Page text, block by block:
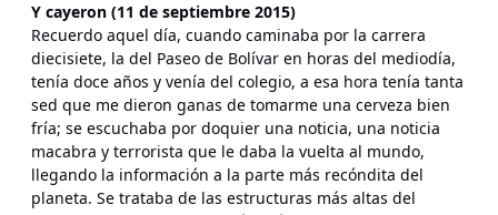
Y cayeron (11 de septiembre 2015)
Recuerdo aquel día, cuando caminaba por la carrera
diecisiete, la del Paseo de Bolívar en horas del mediodía,
tenía doce años y venía del colegio, a esa hora tenía tanta
sed que me dieron ganas de tomarme una cerveza bien
fría; se escuchaba por doquier una noticia, una noticia
macabra y terrorista que le daba la vuelta al mundo,
llegando la información a la parte más recóndita del
planeta. Se trataba de las estructuras más altas del